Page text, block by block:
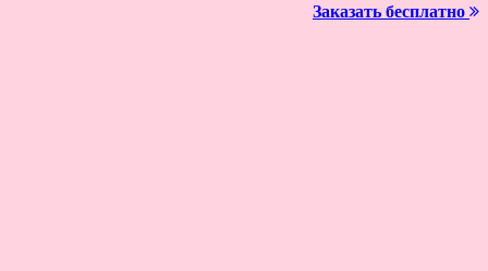
Заказать бесплатно